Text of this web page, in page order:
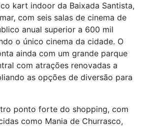
kart indoor da Baixada Santista,
com seis salas de cinema de
anual superior a 600 mil
o único cinema da cidade. O
ainda com um grande parque
com atrações renovadas a
as opções de diversão para
ponto forte do shopping, com
como Mania de Churrasco,